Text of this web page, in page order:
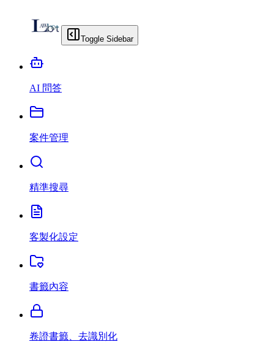
Toggle Sidebar
AI 問答
案件管理
精準搜尋
客製化設定
書籤內容
卷證書籤、去識別化